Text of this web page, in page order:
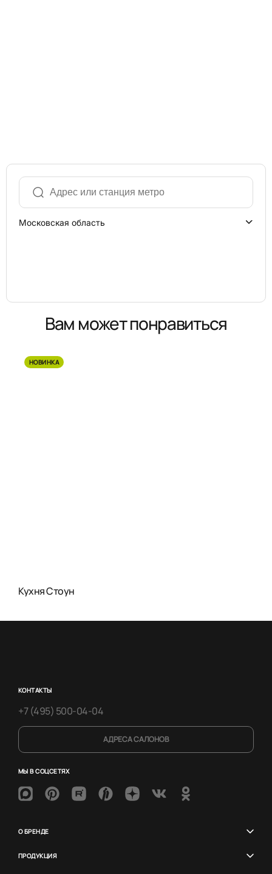
Московская область
Вам может понравиться
НОВИНКА
Кухня Стоун
КОНТАКТЫ
+7 (495) 500-04-04
АДРЕСА САЛОНОВ
МЫ В СОЦСЕТЯХ
О БРЕНДЕ
ПРОДУКЦИЯ